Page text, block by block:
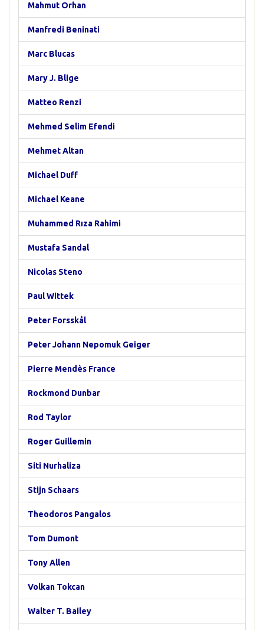
Mahmut Orhan
Manfredi Beninati
Marc Blucas
Mary J. Blige
Matteo Renzi
Mehmed Selim Efendi
Mehmet Altan
Michael Duff
Michael Keane
Muhammed Rıza Rahimi
Mustafa Sandal
Nicolas Steno
Paul Wittek
Peter Forsskål
Peter Johann Nepomuk Geiger
Pierre Mendès France
Rockmond Dunbar
Rod Taylor
Roger Guillemin
Siti Nurhaliza
Stijn Schaars
Theodoros Pangalos
Tom Dumont
Tony Allen
Volkan Tokcan
Walter T. Bailey